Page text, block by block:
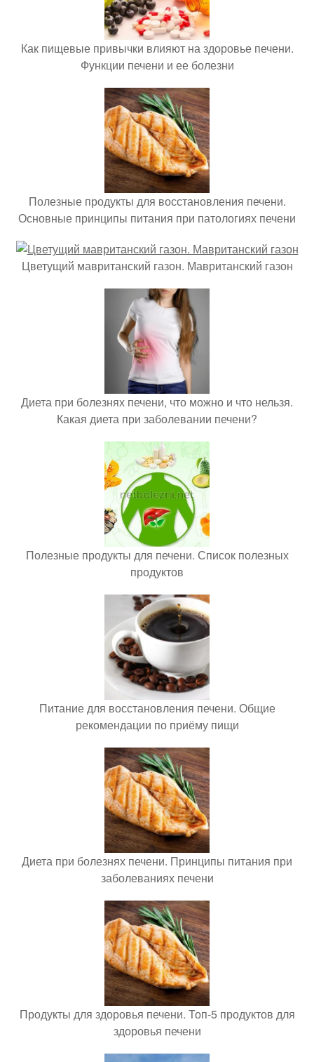
Как пищевые привычки влияют на здоровье печени.
Функции печени и ее болезни
Полезные продукты для восстановления печени.
Основные принципы питания при патологиях печени
Цветущий мавританский газон. Мавританский газон
Диета при болезнях печени, что можно и что нельзя.
Какая диета при заболевании печени?
Полезные продукты для печени. Список полезных
продуктов
Питание для восстановления печени. Общие
рекомендации по приёму пищи
Диета при болезнях печени. Принципы питания при
заболеваниях печени
Продукты для здоровья печени. Топ-5 продуктов для
здоровья печени